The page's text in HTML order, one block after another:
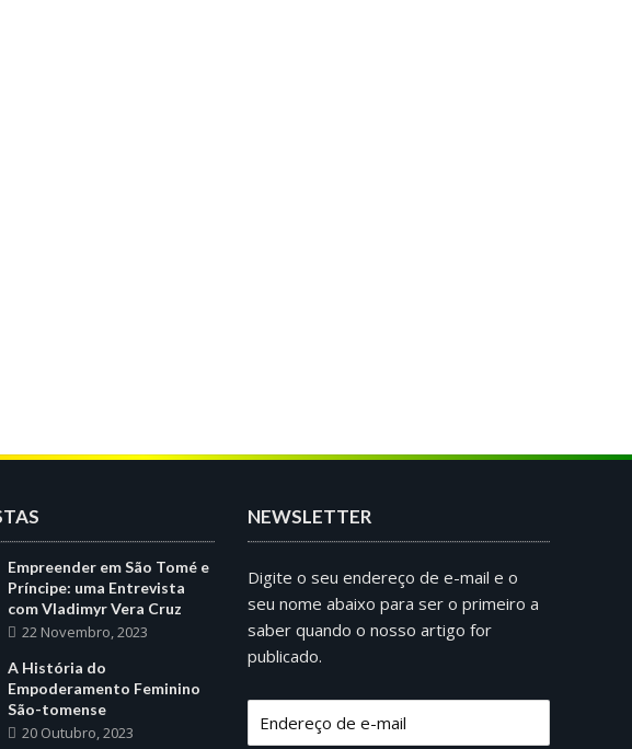
Empreender em São Tomé e
Príncipe: uma Entrevista
com Vladimyr Vera Cruz
22 Novembro, 2023
A História do
Empoderamento Feminino
São-tomense
20 Outubro, 2023
NEWSLETTER
Digite o seu endereço de e-mail e o
seu nome abaixo para ser o primeiro a
saber quando o nosso artigo for
publicado.